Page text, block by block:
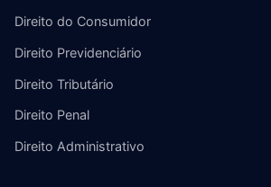
Direito do Consumidor
Direito Previdenciário
Direito Tributário
Direito Penal
Direito Administrativo